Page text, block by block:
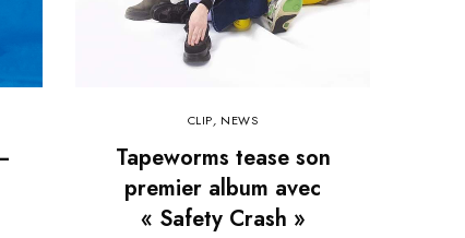
CLIP, NEWS
Tapeworms tease son
premier album avec
« Safety Crash »